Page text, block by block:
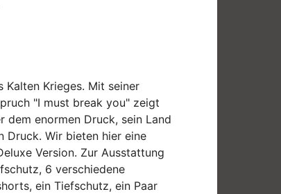
Kalten Krieges. Mit seiner
"I must break you" zeigt
enormen Druck, sein Land
Druck. Wir bieten hier eine
Version. Zur Ausstattung
6 verschiedene
ein Tiefschutz, ein Paar